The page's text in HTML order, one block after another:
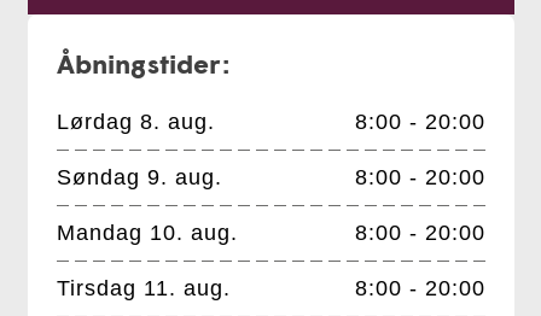
Åbningstider:
Lørdag 8. aug. 8:00 - 20:00
Søndag 9. aug. 8:00 - 20:00
Mandag 10. aug. 8:00 - 20:00
Tirsdag 11. aug. 8:00 - 20:00